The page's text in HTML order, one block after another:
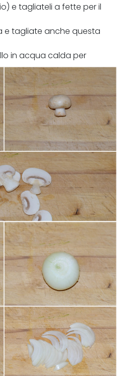
e tagliateli a fette per il
e tagliate anche questa
in acqua calda per